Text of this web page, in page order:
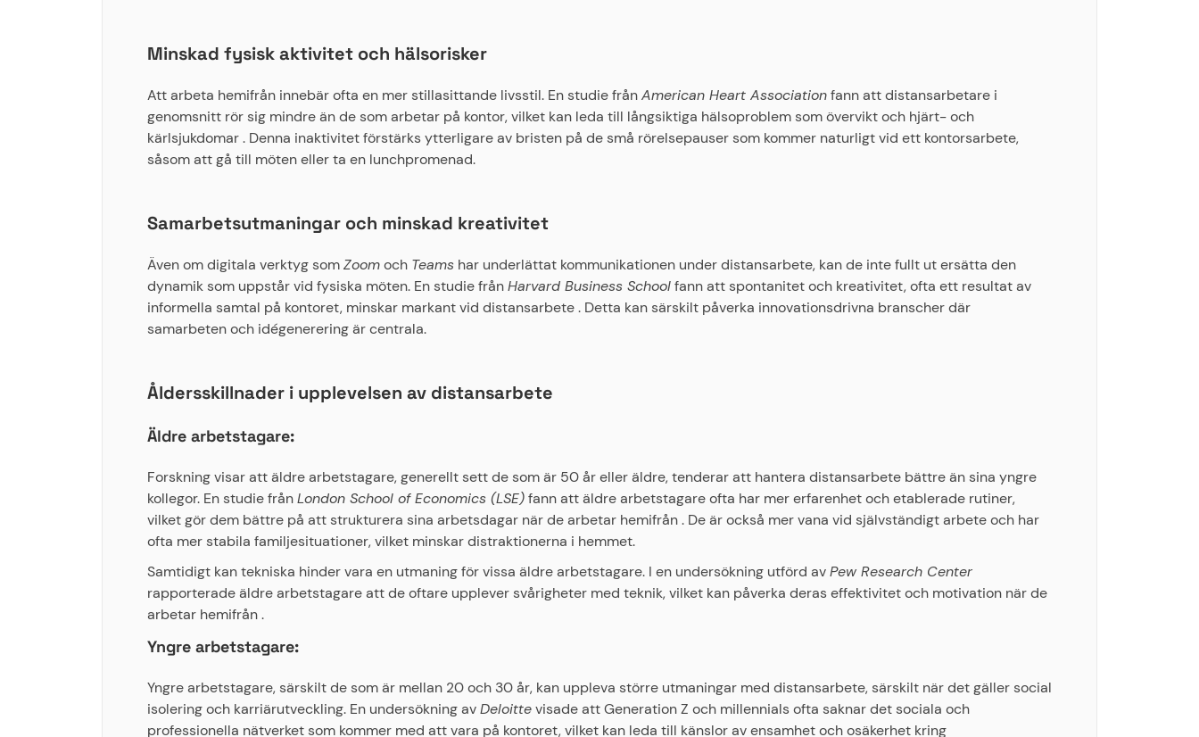
Minskad fysisk aktivitet och hälsorisker
Att arbeta hemifrån innebär ofta en mer stillasittande livsstil. En studie frånAmerican Heart Associationfann att distansarbetare i
genomsnitt rör sig mindre än de som arbetar på kontor, vilket kan leda till långsiktiga hälsoproblem som övervikt och hjärt- och
kärlsjukdomar . Denna inaktivitet förstärks ytterligare av bristen på de små rörelsepauser som kommer naturligt vid ett kontorsarbete,
såsom att gå till möten eller ta en lunchpromenad.
Samarbetsutmaningar och minskad kreativitet
Även om digitala verktyg somZoomoch Teams har underlättat kommunikationen under distansarbete, kan de inte fullt ut ersätta den
dynamik som uppstår vid fysiska möten. En studie frånHarvard Business Schoolfann att spontanitet och kreativitet, ofta ett resultat av
informella samtal på kontoret, minskar markant vid distansarbete . Detta kan särskilt påverka innovationsdrivna branscher där
samarbeten och idégenerering är centrala.
Åldersskillnader i upplevelsen av distansarbete
Äldre arbetstagare:
Forskning visar att äldre arbetstagare, generellt sett de som är 50 år eller äldre, tenderar att hantera distansarbete bättre än sina yngre
kollegor. En studie frånLondon School of Economics (LSE)fann att äldre arbetstagare ofta har mer erfarenhet och etablerade rutiner,
vilket gör dem bättre på att strukturera sina arbetsdagar när de arbetar hemifrån . De är också mer vana vid självständigt arbete och har
ofta mer stabila familjesituationer, vilket minskar distraktionerna i hemmet.
Samtidigt kan tekniska hinder vara en utmaning för vissa äldre arbetstagare. I en undersökning utförd avPew Research Center
rapporterade äldre arbetstagare att de oftare upplever svårigheter med teknik, vilket kan påverka deras effektivitet och motivation när de
arbetar hemifrån .
Yngre arbetstagare:
Yngre arbetstagare, särskilt de som är mellan 20 och 30 år, kan uppleva större utmaningar med distansarbete, särskilt när det gäller social
isolering och karriärutveckling. En undersökning avDeloittevisade att Generation Z och millennials ofta saknar det sociala och
professionella nätverket som kommer med att vara på kontoret, vilket kan leda till känslor av ensamhet och osäkerhet kring